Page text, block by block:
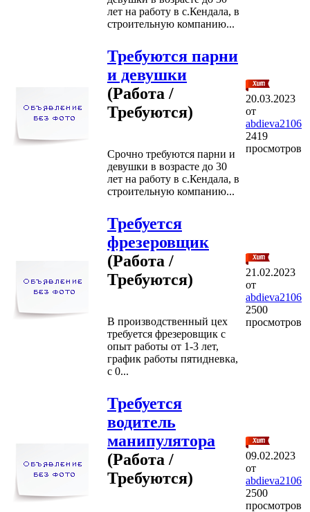
лет на работу в с.Кендала, в
строительную компанию...
Требуются парни
и девушки
(Работа /
Требуются)
Срочно требуются парни и
девушки в возрасте до 30
лет на работу в с.Кендала, в
строительную компанию...
20.03.2023
от
abdieva2106
2419
просмотров
Требуется
фрезеровщик
(Работа /
Требуются)
В производственный цех
требуется фрезеровщик с
опыт работы от 1-3 лет,
график работы пятидневка,
с 0...
21.02.2023
от
abdieva2106
2500
просмотров
Требуется
водитель
манипулятора
(Работа /
Требуются)
09.02.2023
от
abdieva2106
2500
просмотров